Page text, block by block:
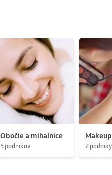
Obočie a mihalnice
5 podnikov
Makeup
2 podniky